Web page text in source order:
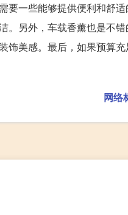
要一些能够提供便利和舒
。另外，车载香薰也是不
饰美感。最后，如果预算
网络